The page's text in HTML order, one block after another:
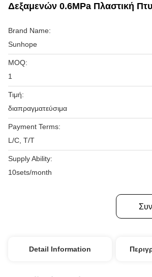
Δεξαμενών 0.6MPa Πλαστική
Brand Name:
Sunhope
MOQ:
1
Τιμή:
διαπραγματεύσιμα
Payment Terms:
L/C, T/T
Supply Ability:
10sets/month
Detail Information